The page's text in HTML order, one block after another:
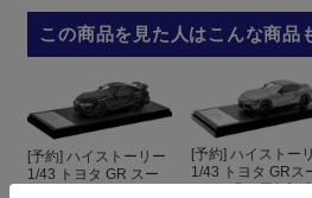
この商品を見た人はこんな商品
[予約] ハイストーリー
1/43 トヨタ GR スー
[予約] ハイストー
1/43 トヨタ GRス